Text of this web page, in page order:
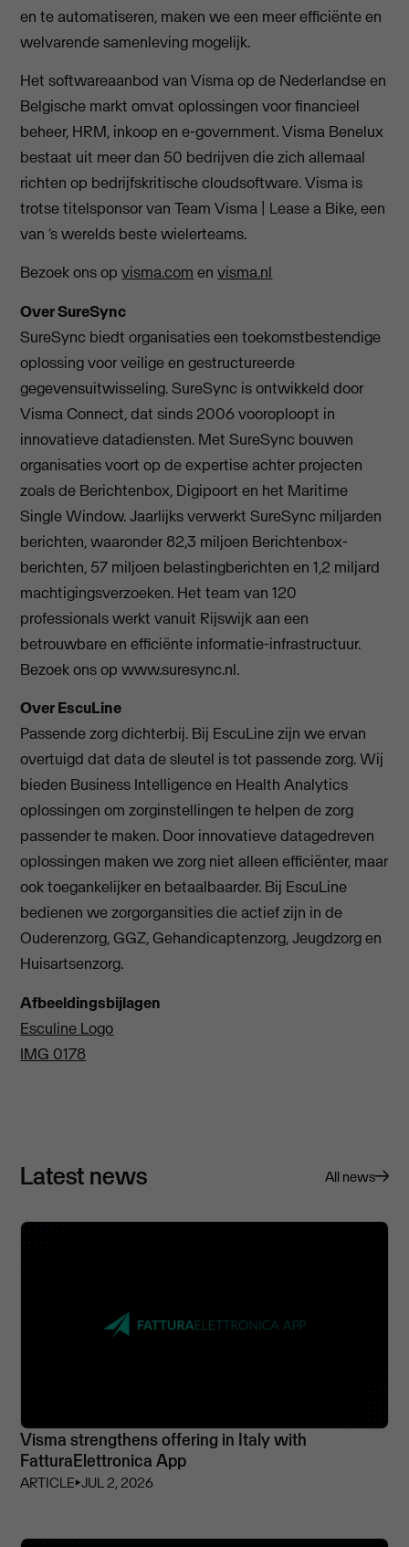
en te automatiseren, maken we een meer efficiënte en
welvarende samenleving mogelijk.
Het softwareaanbod van Visma op de Nederlandse en
Belgische markt omvat oplossingen voor financieel
beheer, HRM, inkoop en e-government. Visma Benelux
bestaat uit meer dan 50 bedrijven die zich allemaal
richten op bedrijfskritische cloudsoftware. Visma is
trotse titelsponsor van Team Visma | Lease a Bike, een
van ‘s werelds beste wielerteams.
Bezoek ons opvisma.com envisma.nl
Over SureSync
SureSync biedt organisaties een toekomstbestendige
oplossing voor veilige en gestructureerde
gegevensuitwisseling. SureSync is ontwikkeld door
Visma Connect, dat sinds 2006 vooroploopt in
innovatieve datadiensten. Met SureSync bouwen
organisaties voort op de expertise achter projecten
zoals de Berichtenbox, Digipoort en het Maritime
Single Window. Jaarlijks verwerkt SureSync miljarden
berichten, waaronder 82,3 miljoen Berichtenbox-
berichten, 57 miljoen belastingberichten en 1,2 miljard
machtigingsverzoeken. Het team van 120
professionals werkt vanuit Rijswijk aan een
betrouwbare en efficiënte informatie-infrastructuur.
Bezoek ons op www.suresync.nl.
Over EscuLine
Passende zorg dichterbij. Bij EscuLine zijn we ervan
overtuigd dat data de sleutel is tot passende zorg. Wij
bieden Business Intelligence en Health Analytics
oplossingen om zorginstellingen te helpen de zorg
passender te maken. Door innovatieve datagedreven
oplossingen maken we zorg niet alleen efficiënter, maar
ook toegankelijker en betaalbaarder. Bij EscuLine
bedienen we zorgorgansities die actief zijn in de
Ouderenzorg, GGZ, Gehandicaptenzorg, Jeugdzorg en
Huisartsenzorg.
Afbeeldingsbijlagen
Esculine Logo
IMG 0178
Latest news All news
Visma strengthens offering in Italy with
FatturaElettronica App
ARTICLE⏵JUL 2, 2026